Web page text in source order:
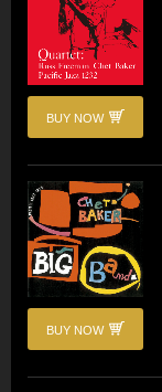
BUY NOW
BUY NOW